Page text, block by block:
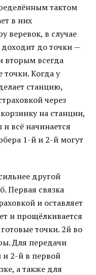
тактом
в них
веревок, в случае
до точки —
вторым всегда
точки. Когда у
станцию,
через
на станции,
всё начинается
1-й и 2-й могут
другой
Первая связка
и оставляет
и прощёлкивается
точки. 2й во
Для передачи
и 2-й в первой
а также для